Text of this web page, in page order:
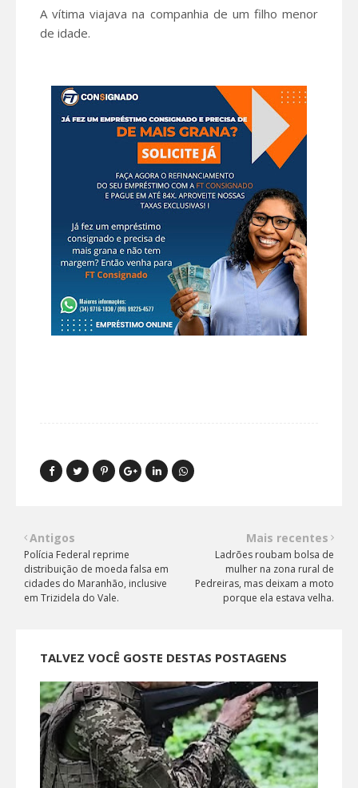
A vítima viajava na companhia de um filho menor
de idade.
Mais recentes
Ladrões roubam bolsa de
mulher na zona rural de
Pedreiras, mas deixam a moto
porque ela estava velha.
Antigos
Polícia Federal reprime
distribuição de moeda falsa em
cidades do Maranhão, inclusive
em Trizidela do Vale.
TALVEZ VOCÊ GOSTE DESTAS POSTAGENS